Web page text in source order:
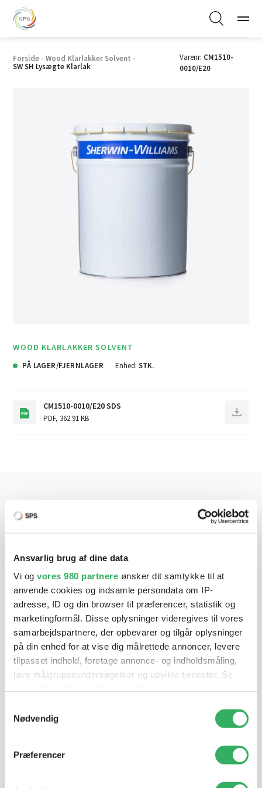
Ansvarlig brug af dine data
Vi og vores 980 partnere ønsker dit samtykke til at
anvende cookies og indsamle persondata om IP-
adresse, ID og din browser til præferencer, statistik og
marketingformål. Disse oplysninger videregives til vores
samarbejdspartnere, der opbevarer og tilgår oplysninger
på din enhed for at vise dig målrettede annoncer, levere
tilpasset indhold, foretage annonce- og indholdsmåling,
lave målgruppeundersøgelser og udvikle tjenester. Se
tilbage eller ændre indstillinger fra vores
"Cookiedeklaration", eller ved at trykke på "Privacy
Nødvendig
Præferencer
Forside - Wood Klarlakker Solvent -
SW SH Lysægte Klarlak
Varenr: CM1510-
0010/E20
WOOD KLARLAKKER SOLVENT
PÅ LAGER/FJERNLAGER Enhed: STK.
CM1510-0010/E20 SDS
PDF, 362.91 KB
Har du brug for hjælp? Vi sidder
klar ved telefonen
Vi tilbyder et bredt sortiment af produkter til
autolakering. Lige meget om du skal bruge en enkelt farve,
en sprøjtepistol eller om du har behov for en
blandeanlægsløsning, kan vi hjælpe dig.
Mandag - Torsdag 07:00-15:30
Fredag 07:00-13:45